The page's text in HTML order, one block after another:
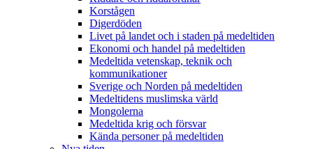
Korstågen
Digerdöden
Livet på landet och i staden på medeltiden
Ekonomi och handel på medeltiden
Medeltida vetenskap, teknik och
kommunikationer
Sverige och Norden på medeltiden
Medeltidens muslimska värld
Mongolerna
Medeltida krig och försvar
Kända personer på medeltiden